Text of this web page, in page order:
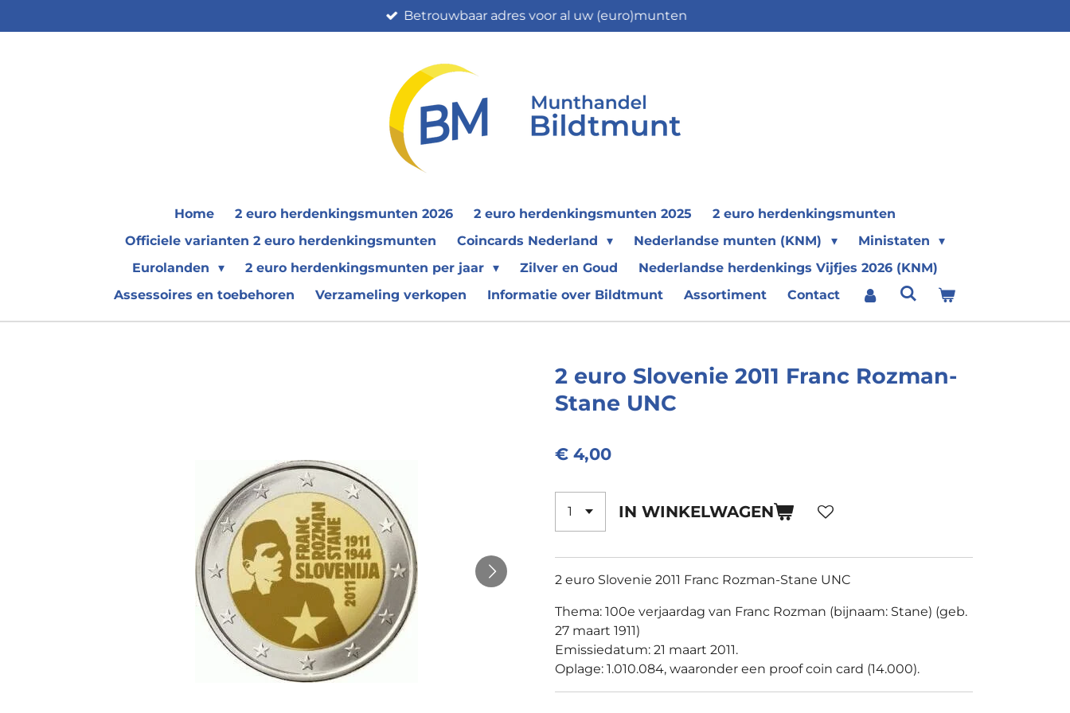
direct
Betrouwbaar adres voor al uw (euro)munten
Home 2 euro herdenkingsmunten 2026 2 euro herdenkingsmunten 2025
2 euro herdenkingsmunten
Officiele varianten 2 euro herdenkingsmunten
Coincards Nederland Nederlandse munten (KNM)
Ministaten
Eurolanden
2 euro herdenkingsmunten per jaar Zilver en Goud
Nederlandse herdenkings Vijfjes 2026 (KNM)
Assessoires en toebehoren
Verzameling verkopen Informatie over Bildtmunt Assortiment Contact
2 euro Slovenie 2011 Franc Rozman-
Stane UNC
€ 4,00
IN WINKELWAGEN
2 euro Slovenie 2011 Franc Rozman-Stane UNC
Thema: 100e verjaardag van Franc Rozman (bijnaam: Stane) (geb.
27 maart 1911)
Emissiedatum: 21 maart 2011.
Oplage: 1.010.084, waaronder een proof coin card (14.000).